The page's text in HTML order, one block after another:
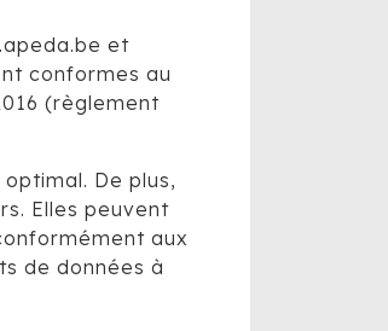
et
conformes au
(règlement
De plus,
Elles peuvent
aux
de données à